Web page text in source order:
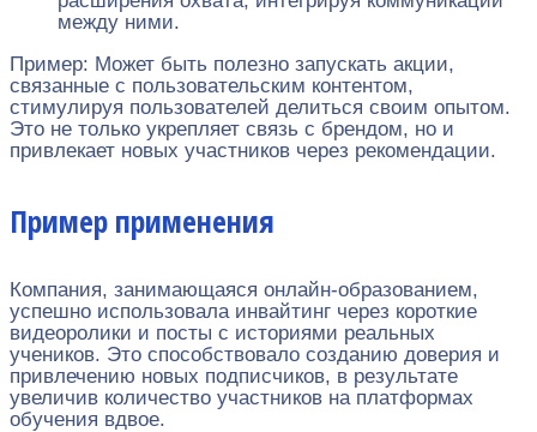
между ними.
Пример: Может быть полезно запускать акции,
связанные с пользовательским контентом,
стимулируя пользователей делиться своим опытом.
Это не только укрепляет связь с брендом, но и
привлекает новых участников через рекомендации.
Пример применения
Компания, занимающаяся онлайн-образованием,
успешно использовала инвайтинг через короткие
видеоролики и посты с историями реальных
учеников. Это способствовало созданию доверия и
привлечению новых подписчиков, в результате
увеличив количество участников на платформах
обучения вдвое.